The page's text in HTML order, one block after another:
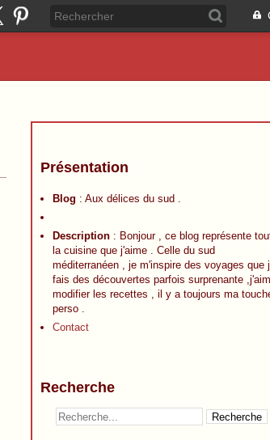
Présentation
Blog : Aux délices du sud .
Description : Bonjour , ce blog représente
la cuisine que j'aime . Celle du sud
méditerranéen , je m'inspire des voyages que
fais des découvertes parfois surprenante
modifier les recettes , il y a toujours ma
perso .
Contact
Recherche